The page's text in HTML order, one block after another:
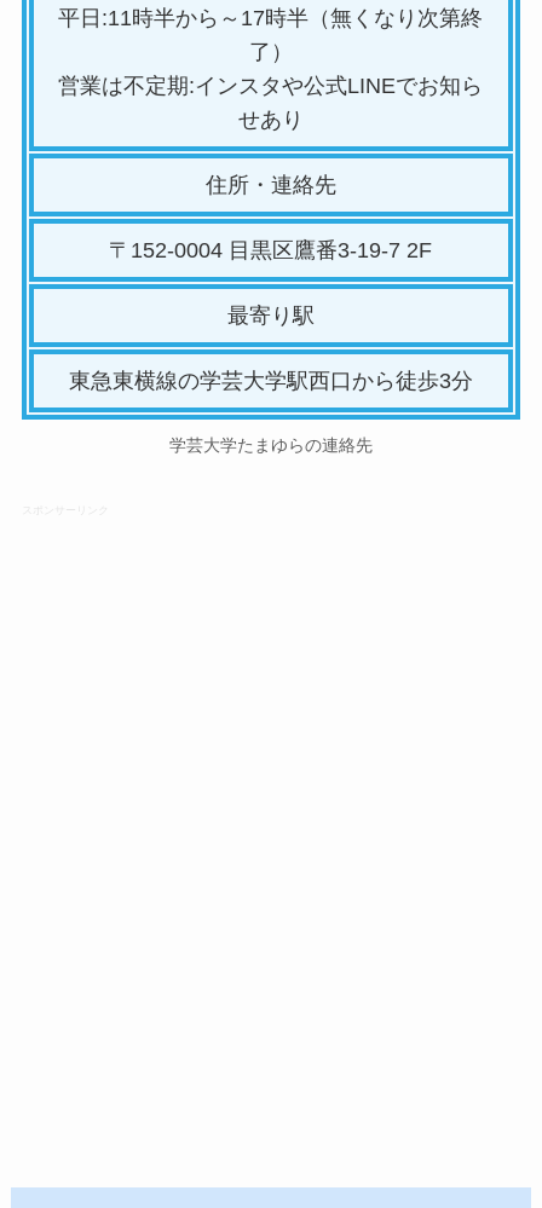
平日:11時半から～17時半（無くなり次第終
了）
営業は不定期:インスタや公式LINEでお知ら
せあり
住所・連絡先
〒152-0004 目黒区鷹番3-19-7 2F
最寄り駅
東急東横線の学芸大学駅西口から徒歩3分
学芸大学たまゆらの連絡先